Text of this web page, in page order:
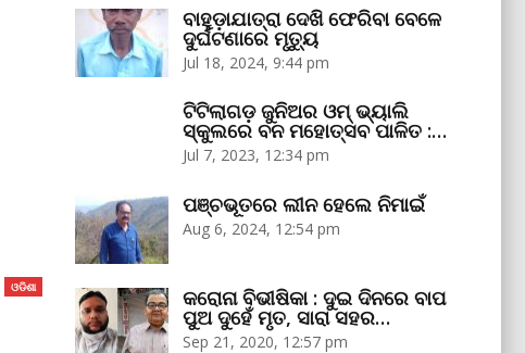
ଓଡିଶା
ବାହୁଡ଼ାଯାତ୍ରା ଦେଖି ଫେରିବା ବେଳେ
ଦୁର୍ଘଟଣାରେ ମୃତ୍ୟୁ
Jul 18, 2024, 9:44 pm
ଟିଟିଲାଗଡ଼ ଜୁନିଅର ଓମ୍‌ ଭ୍ୟାଲି
ସ୍କୁଲରେ ବନ ମହୋତ୍ସବ ପାଳିତ :…
Jul 7, 2023, 12:34 pm
ପଞ୍ଚଭୂତରେ ଲୀନ ହେଲେ ନିମାଇଁ
Aug 6, 2024, 12:54 pm
କରୋନା ବିଭୀଷିକା : ଦୁଇ ଦିନରେ ବାପ
ପୁଅ ଦୁହେଁ ମୃତ, ସାରା ସହର…
Sep 21, 2020, 12:57 pm